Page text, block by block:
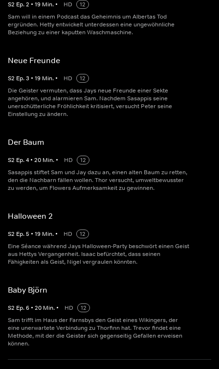
S2 Ep.2 • 19 Min. • HD
12
Sam will in einem Podcast das Geheimnis um Albertas Tod
ergründen. Hetty entwickelt unterdessen eine ungewöhnliche
Beziehung zu einer kaputten Waschmaschine.
Neue Freunde
S2 Ep.3 • 19 Min. • HD
12
Die Geister vermuten, dass Jays neue Freunde einer Sekte
angehören, und alarmieren Sam. Nachdem Sasappis seine
unerschütterliche Fröhlichkeit kritisiert, versucht Peter seine
Einstellung zu ändern.
Der Baum
S2 Ep.4 • 20 Min. • HD
12
Sasappis stiftet Sam und Jay dazu an, einen alten Baum zu retten,
den die Nachbarn fällen wollen. Thor versucht, umweltbewusster
zu werden, um Flowers Aufmerksamkeit zu gewinnen.
Halloween 2
S2 Ep.5 • 19 Min. • HD
12
Eine Séance während Jays Halloween-Party beschwört einen Geist
aus Hettys Vergangenheit. Isaac befürchtet, dass seinen
Fähigkeiten als Geist, Nigel vergraulen könnten.
Baby Björn
S2 Ep.6 • 20 Min. • HD
12
Sam trifft im Haus der Farnsbys den Geist eines Wikingers, der
eine unerwartete Verbindung zu Thorfinn hat. Trevor findet eine
Methode, mit der die Geister sich gegenseitig Gefallen erweisen
können.